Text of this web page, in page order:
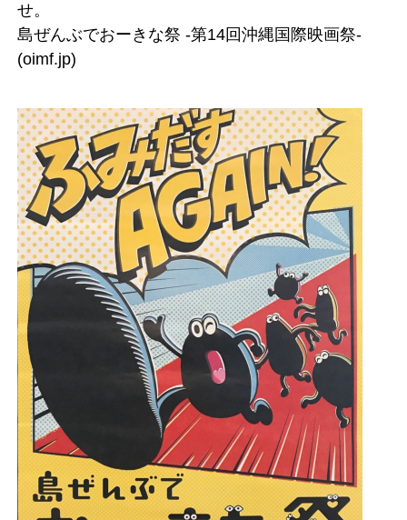
せ。
島ぜんぶでおーきな祭 -第14回沖縄国際映画祭-
(oimf.jp)